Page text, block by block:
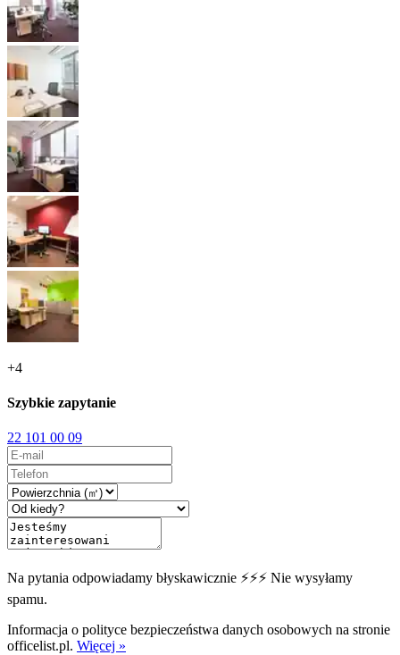
+4
Szybkie zapytanie
22 101 00 09
Na pytania odpowiadamy błyskawicznie ⚡⚡⚡ Nie wysyłamy
spamu.
Informacja o polityce bezpieczeństwa danych osobowych na stronie
officelist.pl. Więcej »